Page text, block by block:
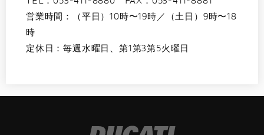
営業時間：（平日）10時〜19時／（土日）9時〜18
時
定休日：毎週水曜日、第1第3第5火曜日